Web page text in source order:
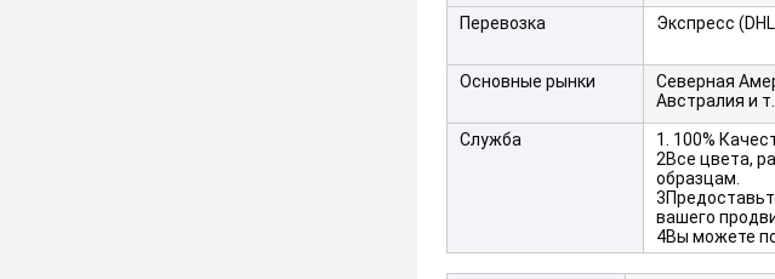
Перевозка Экспресс
Основные рынки
Северная
Австралия и
Служба
1. 100%
2Все цвета,
образцам.
вашего
4Вы можете